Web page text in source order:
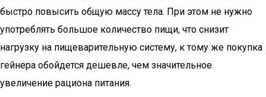
быстро повысить общую массу тела. При этом не нужно
употреблять большое количество пищи, что снизит
нагрузку на пищеварительную систему, к тому же покупка
гейнера обойдется дешевле, чем значительное
увеличение рациона питания.